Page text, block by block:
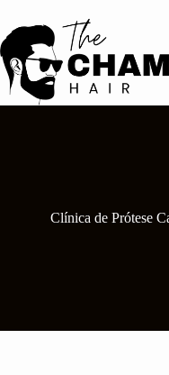
para
o
conteúdo
Clínica de Prótese